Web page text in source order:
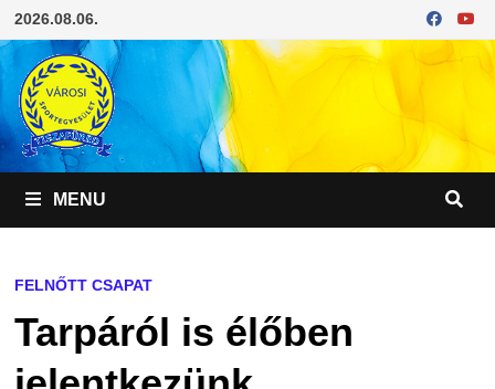
Skip
to
content
2026.08.06.
MENU
FELNŐTT CSAPAT
Tarpáról is élőben